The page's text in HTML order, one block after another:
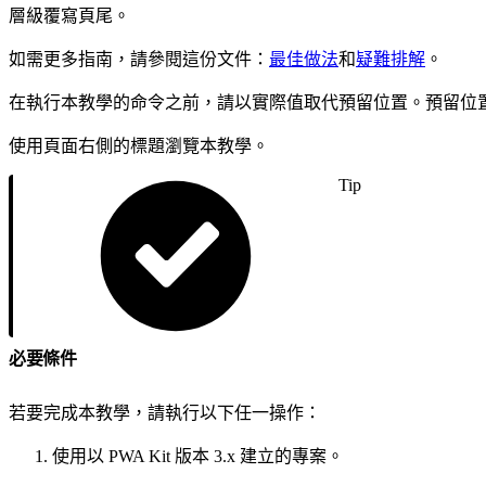
層級覆寫頁尾。
如需更多指南，請參閱這份文件： 最佳做法和疑難排解 。
在執行本教學的命令之前，請以實際值取代預留位置。預留位
使用頁面右側的標題瀏覽本教學。
Tip
必要條件
若要完成本教學，請執行以下任一操作：
使用以 PWA Kit 版本 3.x 建立的專案。